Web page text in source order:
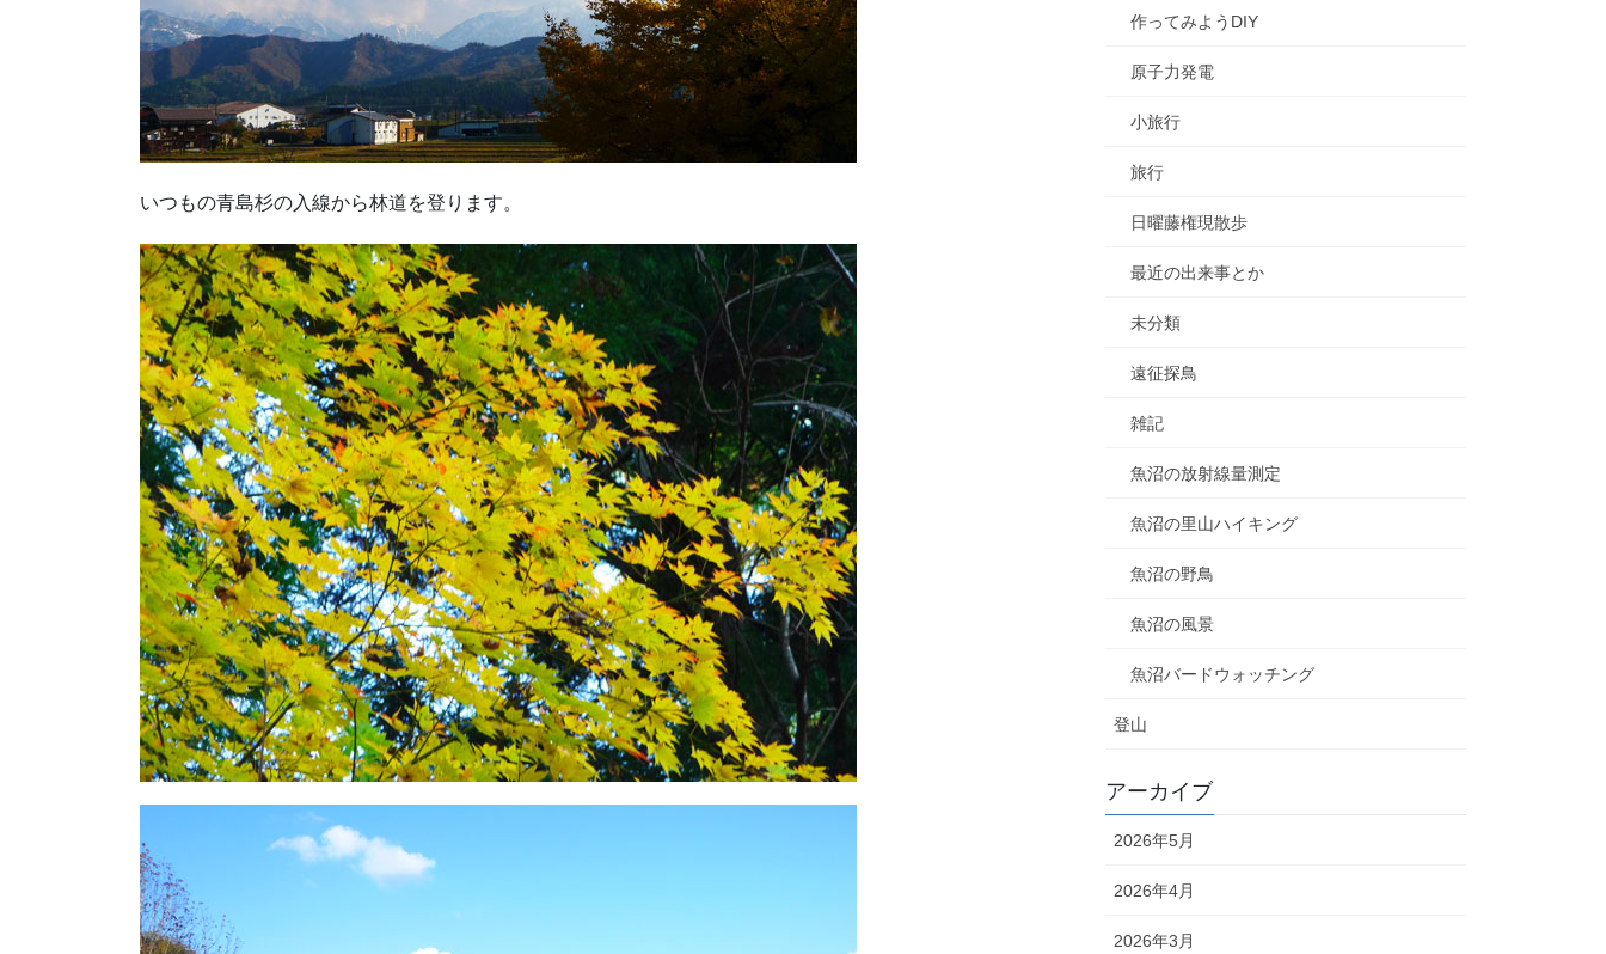
いつもの青島杉の入線から林道を登ります。
作ってみようDIY
原子力発電
小旅行
旅行
日曜藤権現散歩
最近の出来事とか
未分類
遠征探鳥
雑記
魚沼の放射線量測定
魚沼の里山ハイキング
魚沼の野鳥
魚沼の風景
魚沼バードウォッチング
登山
アーカイブ
2026年5月
2026年4月
2026年3月